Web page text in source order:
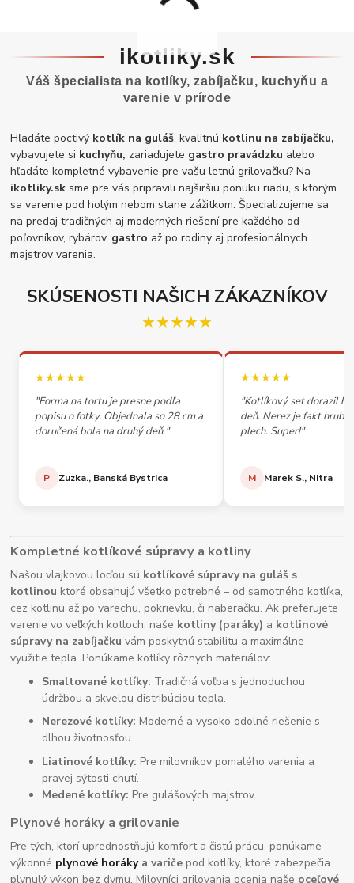
ikotliky.sk
Váš špecialista na kotlíky, zabíjačku, kuchyňu a
varenie v prírode
Hľadáte poctivý kotlík na guláš, kvalitnú kotlinu na zabíjačku,
vybavujete si kuchyňu, zariaďujete gastro pravádzku alebo
hľadáte kompletné vybavenie pre vašu letnú grilovačku? Na
ikotliky.sk sme pre vás pripravili najširšiu ponuku riadu, s ktorým
sa varenie pod holým nebom stane zážitkom. Špecializujeme sa
na predaj tradičných aj moderných riešení pre každého od
poľovníkov, rybárov, gastro až po rodiny aj profesionálnych
majstrov varenia.
SKÚSENOSTI NAŠICH ZÁKAZNÍKOV
★★★★★
★★★★★
"Forma na tortu je presne podľa
popisu o fotky. Objednala so 28 cm a
doručená bola na druhý deň."
P Zuzka., Banská Bystrica
★★★★★
"Kotlíkový set dorazil
deň. Nerez je fakt
plech. Super!"
M Marek S., Nitra
Kompletné kotlíkové súpravy a kotliny
Našou vlajkovou loďou sú kotlíkové súpravy na guláš s
kotlinou ktoré obsahujú všetko potrebné – od samotného kotlíka,
cez kotlinu až po varechu, pokrievku, či naberačku. Ak preferujete
varenie vo veľkých kotloch, naše kotliny (paráky) a kotlinové
súpravy na zabíjačku vám poskytnú stabilitu a maximálne
využitie tepla. Ponúkame kotlíky rôznych materiálov:
Smaltované kotlíky: Tradičná voľba s jednoduchou
údržbou a skvelou distribúciou tepla.
Nerezové kotlíky: Moderné a vysoko odolné riešenie s
dlhou životnosťou.
Liatinové kotlíky: Pre milovníkov pomalého varenia a
pravej sýtosti chutí.
Medené kotlíky: Pre gulášových majstrov
Plynové horáky a grilovanie
Pre tých, ktorí uprednostňujú komfort a čistú prácu, ponúkame
výkonné plynové horákya variče pod kotlíky, ktoré zabezpečia
plynulý výkon bez dymu. Milovníci grilovania ocenia naše oceľové